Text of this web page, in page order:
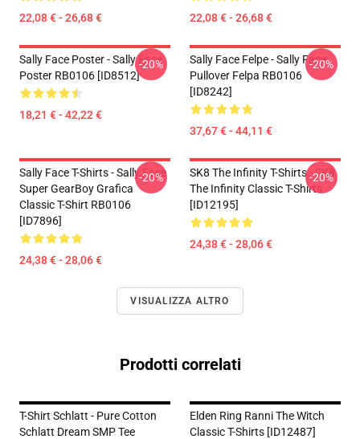
22,08 € - 26,68 € 22,08 € - 26,68 €
Sally Face Poster - Sally Face
Poster RB0106 [ID8512]
18,21 € - 42,22 €
-20%
Sally Face Felpe - Sally Face
Pullover Felpa RB0106
[ID8242]
37,67 € - 44,11 €
-20%
Sally Face T-Shirts - Sally Face
Super GearBoy Grafica
Classic T-Shirt RB0106
[ID7896]
24,38 € - 28,06 €
-20%
SK8 The Infinity T-Shirts - SK8
The Infinity Classic T-Shirts
[ID12195]
24,38 € - 28,06 €
-20%
VISUALIZZA ALTRO
Prodotti correlati
T-Shirt Schlatt - Pure Cotton
Schlatt Dream SMP Tee
Elden Ring Ranni The Witch
Classic T-Shirts [ID12487]